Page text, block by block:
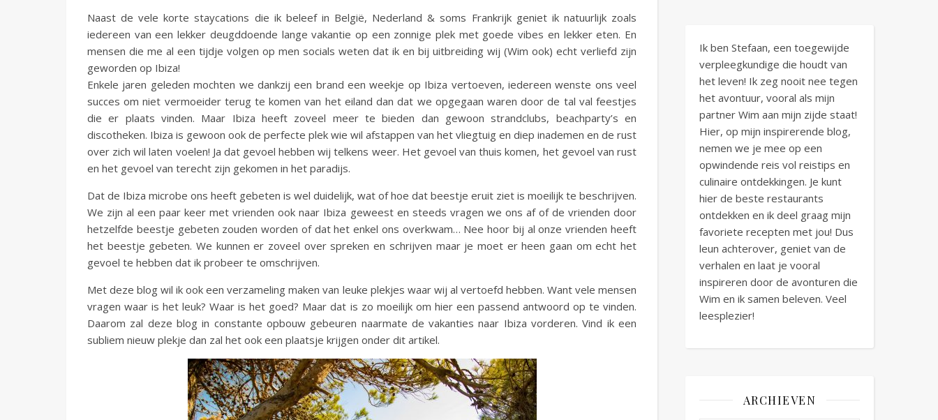
Naast de vele korte staycations die ik beleef in België, Nederland & soms Frankrijk geniet ik natuurlijk zoals
iedereen van een lekker deugddoende lange vakantie op een zonnige plek met goede vibes en lekker eten. En
mensen die me al een tijdje volgen op men socials weten dat ik en bij uitbreiding wij (Wim ook) echt verliefd zijn
geworden op Ibiza!
Enkele jaren geleden mochten we dankzij een brand een weekje op Ibiza vertoeven, iedereen wenste ons veel
succes om niet vermoeider terug te komen van het eiland dan dat we opgegaan waren door de tal val feestjes
die er plaats vinden. Maar Ibiza heeft zoveel meer te bieden dan gewoon strandclubs, beachparty’s en
discotheken. Ibiza is gewoon ook de perfecte plek wie wil afstappen van het vliegtuig en diep inademen en de rust
over zich wil laten voelen! Ja dat gevoel hebben wij telkens weer. Het gevoel van thuis komen, het gevoel van rust
en het gevoel van terecht zijn gekomen in het paradijs.
Dat de Ibiza microbe ons heeft gebeten is wel duidelijk, wat of hoe dat beestje eruit ziet is moeilijk te beschrijven.
We zijn al een paar keer met vrienden ook naar Ibiza geweest en steeds vragen we ons af of de vrienden door
hetzelfde beestje gebeten zouden worden of dat het enkel ons overkwam… Nee hoor bij al onze vrienden heeft
het beestje gebeten. We kunnen er zoveel over spreken en schrijven maar je moet er heen gaan om echt het
gevoel te hebben dat ik probeer te omschrijven.
Met deze blog wil ik ook een verzameling maken van leuke plekjes waar wij al vertoefd hebben. Want vele mensen
vragen waar is het leuk? Waar is het goed? Maar dat is zo moeilijk om hier een passend antwoord op te vinden.
Daarom zal deze blog in constante opbouw gebeuren naarmate de vakanties naar Ibiza vorderen. Vind ik een
subliem nieuw plekje dan zal het ook een plaatsje krijgen onder dit artikel.
Ik ben Stefaan, een toegewijde
verpleegkundige die houdt van
het leven! Ik zeg nooit nee tegen
het avontuur, vooral als mijn
partner Wim aan mijn zijde staat!
Hier, op mijn inspirerende blog,
nemen we je mee op een
opwindende reis vol reistips en
culinaire ontdekkingen. Je kunt
hier de beste restaurants
ontdekken en ik deel graag mijn
favoriete recepten met jou! Dus
leun achterover, geniet van de
verhalen en laat je vooral
inspireren door de avonturen die
Wim en ik samen beleven. Veel
leesplezier!
ARCHIEVEN